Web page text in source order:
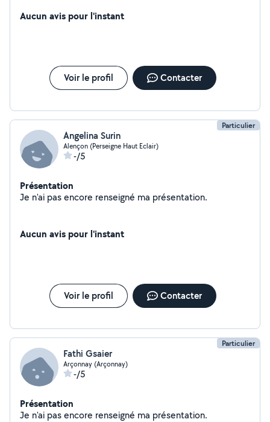
Aucun avis pour l'instant
Voir le profil Contacter
Particulier
Angelina Surin
Alençon (Perseigne Haut Eclair)
-/5
Présentation
Je n'ai pas encore renseigné ma présentation.
Aucun avis pour l'instant
Voir le profil Contacter
Particulier
Fathi Gsaier
Arçonnay (Arçonnay)
-/5
Présentation
Je n'ai pas encore renseigné ma présentation.